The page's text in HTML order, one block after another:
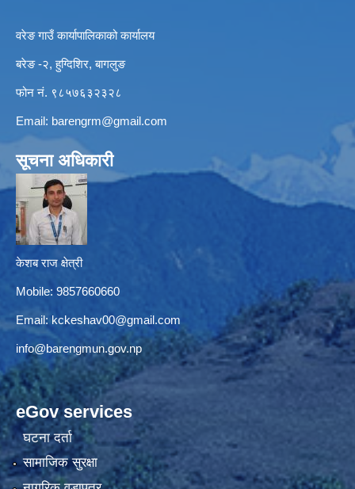
वरेङ गाउँ कार्यापालिकाको कार्यालय
बरेङ -२, हुग्दिशिर, बागलुङ
फोन नं. ९८५७६३२३२८
Email: barengrm@gmail.com
सूचना अधिकारी
केशब राज क्षेत्री
Mobile: 9857660660
Email: kckeshav00@gmail.com
info@barengmun.gov.np
eGov services
घटना दर्ता
सामाजिक सुरक्षा